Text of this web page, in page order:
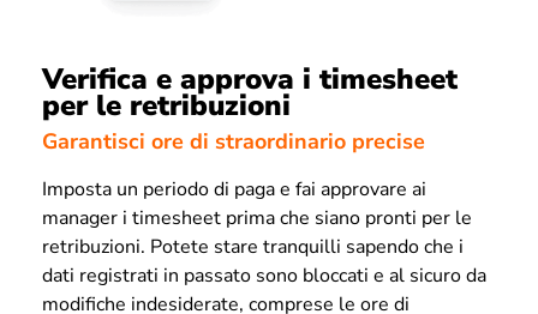
Verifica e approva i timesheet
per le retribuzioni
Garantisci ore di straordinario precise
Imposta un periodo di paga e fai approvare ai
manager i timesheet prima che siano pronti per le
retribuzioni. Potete stare tranquilli sapendo che i
dati registrati in passato sono bloccati e al sicuro da
modifiche indesiderate, comprese le ore di